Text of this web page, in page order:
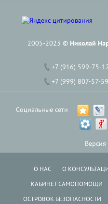
2005-2023 © Николай
+7 (916) 599-75-12
+7 (999) 807-57-59
Социальные сети
Версия
О НАС О
КАБИНЕТ САМОПОМОЩИ
ОСТРОВОК БЕЗОПАСНОСТИ